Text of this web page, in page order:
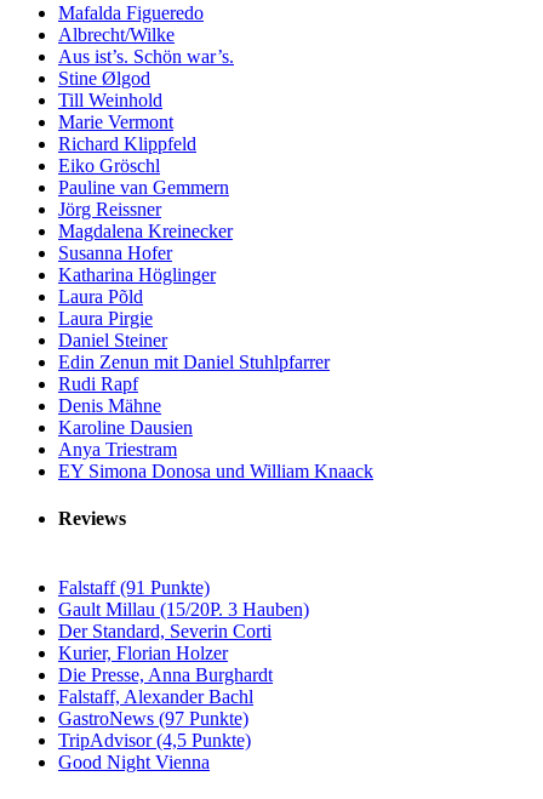
Mafalda Figueredo
Albrecht/Wilke
Aus ist’s. Schön war’s.
Stine Ølgod
Till Weinhold
Marie Vermont
Richard Klippfeld
Eiko Gröschl
Pauline van Gemmern
Jörg Reissner
Magdalena Kreinecker
Susanna Hofer
Katharina Höglinger
Laura Põld
Laura Pirgie
Daniel Steiner
Edin Zenun mit Daniel Stuhlpfarrer
Rudi Rapf
Denis Mähne
Karoline Dausien
Anya Triestram
EY Simona Donosa und William Knaack
Reviews
Falstaff (91 Punkte)
Gault Millau (15/20P. 3 Hauben)
Der Standard, Severin Corti
Kurier, Florian Holzer
Die Presse, Anna Burghardt
Falstaff, Alexander Bachl
GastroNews (97 Punkte)
TripAdvisor (4,5 Punkte)
Good Night Vienna